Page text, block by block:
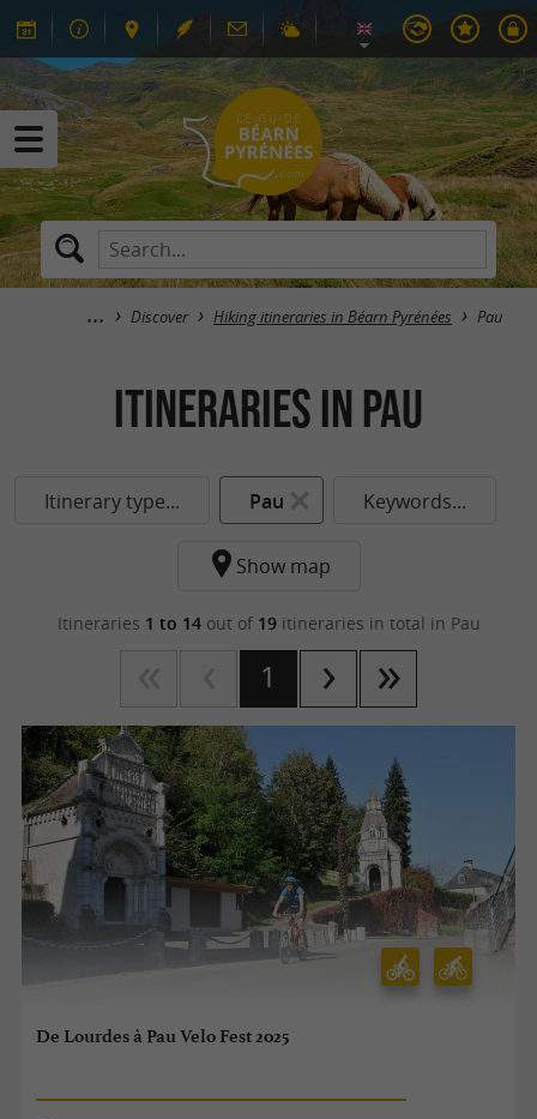
Discover Hiking itineraries in Béarn Pyrénées Pau
itineraries in Pau
Itinerary type... Pau Keywords...
Show map
Itineraries 1 to 14out of 19itineraries in total in Pau
1
De Lourdes à Pau Velo Fest 2025